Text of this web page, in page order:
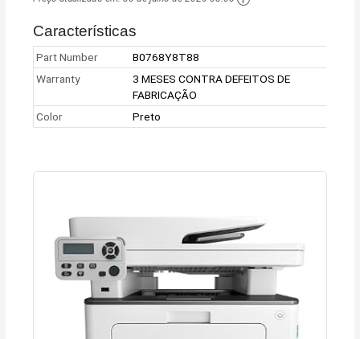
Características
Part Number
B0768Y8T88
Warranty
3 MESES CONTRA DEFEITOS DE
FABRICAÇÃO
Color
Preto